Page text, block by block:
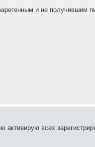
и не получившим
активирую всех